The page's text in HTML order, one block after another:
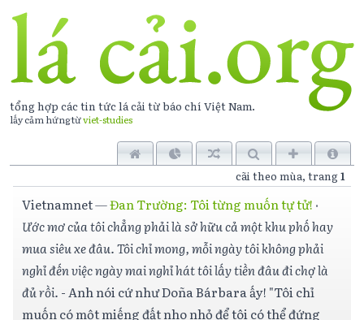
tổng hợp các tin tức lá cải từ báo chíViệt Nam.
lấy cảm hứng từviet-studies
cãi theo mùa, trang1
Vietnamnet—Đan Trường: Tôi từng muốn tự tử! ·
Ước mơ của tôi chẳng phải là sở hữu cả một khu phố hay
mua siêu xe đâu. Tôi chỉ mong, mỗi ngày tôi không phải
nghỉ đến việc ngày mai nghỉ hát tôi lấy tiền đâu đi chợ là
đủ rồi. - Anh nói cứ như Doña Bárbara ấy! "Tôi chỉ
muốn có một miếng đất nho nhỏ để tôi có thể đứng